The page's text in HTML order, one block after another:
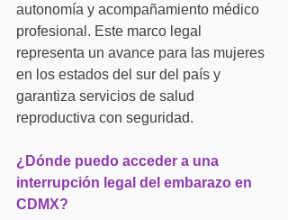
autonomía y acompañamiento médico
profesional. Este marco legal
representa un avance para las mujeres
en los estados del sur del país y
garantiza servicios de salud
reproductiva con seguridad.
¿Dónde puedo acceder a una
interrupción legal del embarazo en
CDMX?